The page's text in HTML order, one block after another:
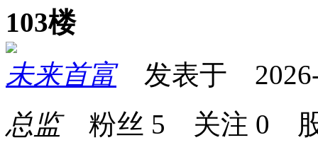
103楼
未来首富发表于 2026-
总监粉丝 5 关注 0